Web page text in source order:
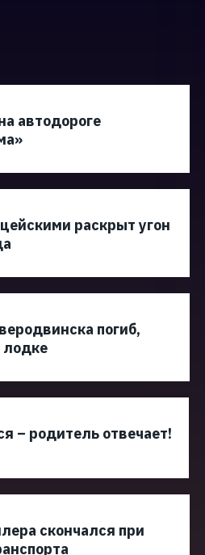
автодороге
раскрыт угон
погиб,
лодке
– родитель отвечает!
скончался при